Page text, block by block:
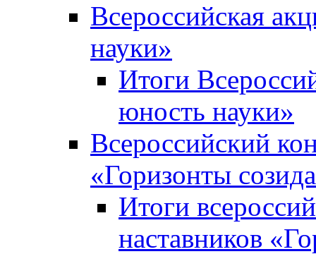
Всероссийская
науки»
Итоги
юность науки»
Всероссийский
«Горизонты
Итоги
наставников